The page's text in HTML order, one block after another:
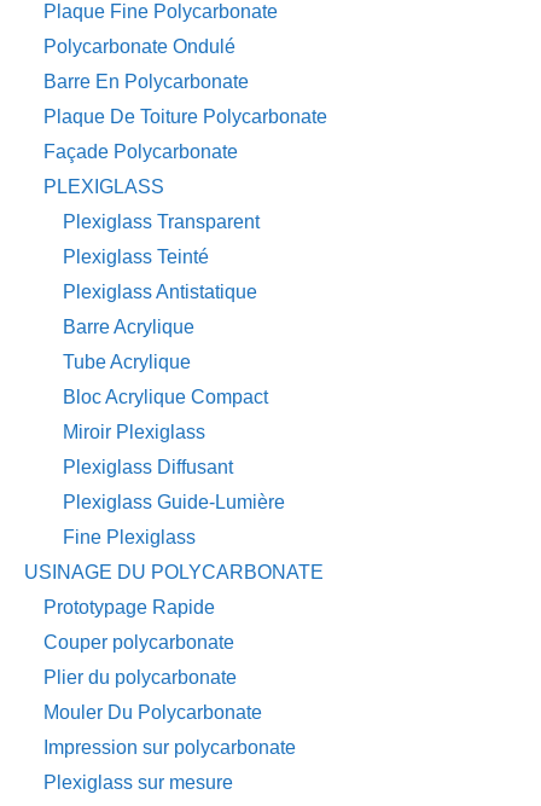
Plaque Fine Polycarbonate
Polycarbonate Ondulé
Barre En Polycarbonate
Plaque De Toiture Polycarbonate
Façade Polycarbonate
PLEXIGLASS
Plexiglass Transparent
Plexiglass Teinté
Plexiglass Antistatique
Barre Acrylique
Tube Acrylique
Bloc Acrylique Compact
Miroir Plexiglass
Plexiglass Diffusant
Plexiglass Guide-Lumière
Fine Plexiglass
USINAGE DU POLYCARBONATE
Prototypage Rapide
Couper polycarbonate
Plier du polycarbonate
Mouler Du Polycarbonate
Impression sur polycarbonate
Plexiglass sur mesure